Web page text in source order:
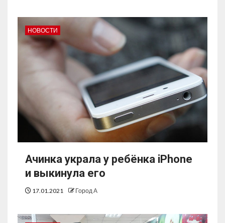
НОВОСТИ
Ачинка украла у ребёнка iPhone
и выкинула его
17.01.2021 Город А